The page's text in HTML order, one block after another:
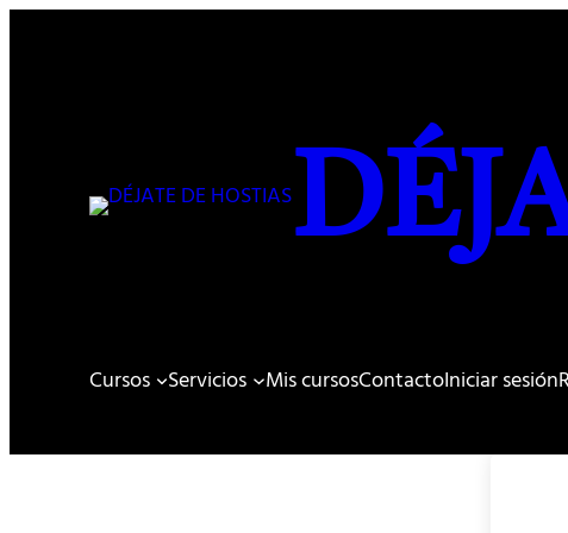
Cursos Servicios Mis cursosContactoIniciar sesión